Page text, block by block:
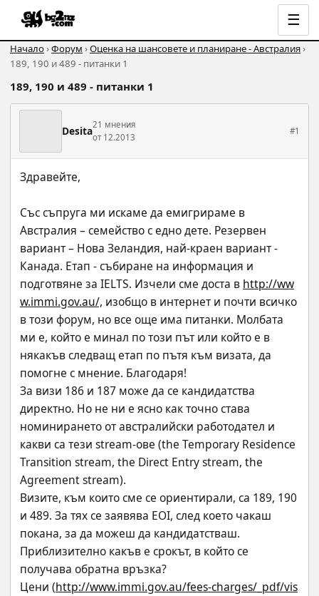
☰
Начало›Форум ›Оценка на шансовете и планиране - Австралия›
189, 190 и 489 - питанки 1
189, 190 и 489 - питанки 1
Desita21 мнения
от 12.2013
#1
Здравейте,
Със съпруга ми искаме да емигрираме в
Австралия – семейство с едно дете. Резервен
вариант – Нова Зеландия, най-краен вариант -
Канада. Етап - събиране на информация и
подготвяне за IELTS. Изчели сме доста в http://ww
w.immi.gov.au/, изобщо в интернет и почти всичко
в този форум, но все още има питанки. Молбата
ми е, който е минал по този път или който е в
някакъв следващ етап по пътя към визата, да
помогне с мнение. Благодаря!
За визи 186 и 187 може да се кандидатства
директно. Но не ни е ясно как точно става
номинирането от австралийски работодател и
какви са тези stream-ове (the Temporary Residence
Transition stream, the Direct Entry stream, the
Agreement stream).
Визите, към които сме се ориентирали, са 189, 190
и 489. За тях се заявява EOI, след което чакаш
покана, за да можеш да кандидатстваш.
Приблизително какъв е срокът, в който се
получава обратна връзка?
Цени (http://www.immi.gov.au/fees-charges/_pdf/vis